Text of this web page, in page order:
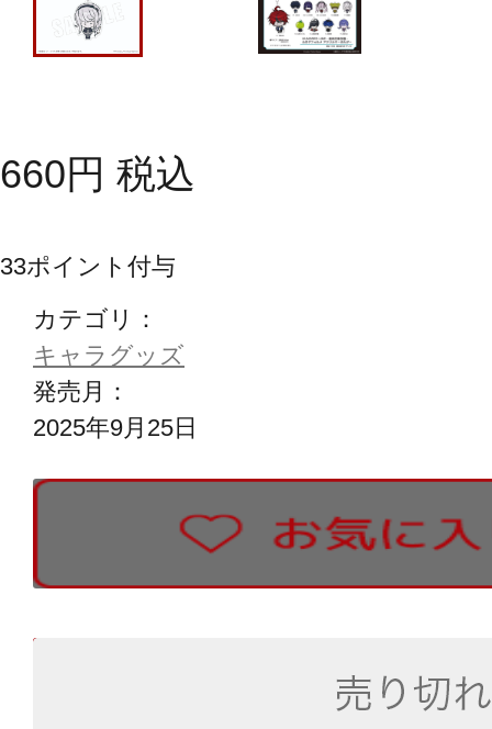
660円 税込
33ポイント付与
カテゴリ：
キャラグッズ
発売月：
2025年9月25日